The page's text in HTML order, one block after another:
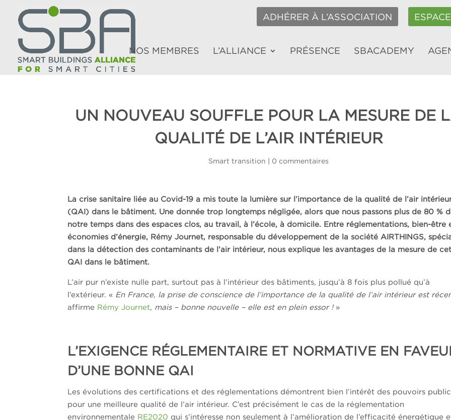
ADHÉRER À L’ASSOCIATION
NOS MEMBRES L’ALLIANCE PRÉSENCE SBACADEMY
UN NOUVEAU SOUFFLE POUR LA MESURE DE
QUALITÉ DE L’AIR INTÉRIEUR
Smart transition 0 commentaires
La crise sanitaire liée au Covid-19 a mis toute la lumière sur l’importance de la qualité de l’air
(QAI) dans le bâtiment. Une donnée trop longtemps négligée, alors que nous passons plus de 80 %
notre temps dans des espaces clos, au travail, à l’école, à domicile. Entre réglementations, bien-être
économies d’énergie, Rémy Journet, responsable du développement de la société AIRTHINGS,
dans la détection des contaminants de l’air intérieur, nous explique les avantages de la mesure de
QAI dans le bâtiment.
L’air pur n’existe nulle part, surtout pas à l’intérieur des bâtiments, jusqu’à 8 fois plus pollué qu’à
l’extérieur. « En France, la prise de conscience de l’importance de la qualité de l’air intérieur est
affirme Rémy Journet mais – bonne nouvelle – elle est en plein essor !»
L’EXIGENCE RÉGLEMENTAIRE ET NORMATIVE EN
D’UNE BONNE QAI
Les évolutions des certifications et des réglementations démontrent bien l’intérêt des pouvoirs
pour une meilleure qualité de l’air intérieur. C’est précisément le cas de la réglementation
environnementale RE2020 qui s’intéresse non seulement à l’amélioration de l’efficacité énergétique